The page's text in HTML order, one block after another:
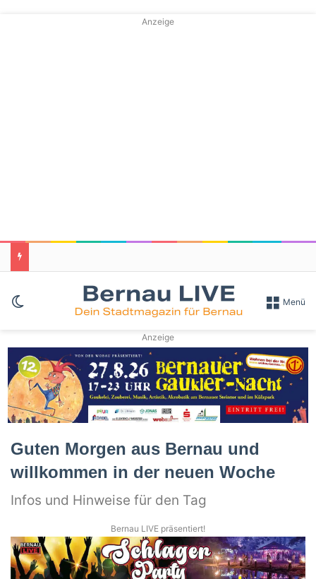
Anzeige
Skin umschalten Menü
Anzeige
Guten Morgen aus Bernau und
willkommen in der neuen Woche
Infos und Hinweise für den Tag
Bernau LIVE präsentiert!